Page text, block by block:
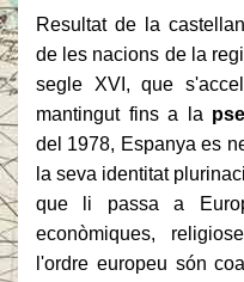
Resultat de la
de les nacions de la
segle XVI, que
mantingut fins a la
del 1978, Espanya es
la seva identitat
que li passa a
econòmiques,
l'ordre europeu són